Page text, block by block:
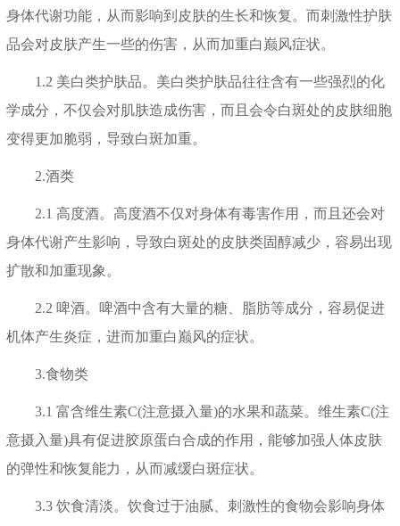
身体代谢功能，从而影响到皮肤的生长和恢复。而刺激性护肤
品会对皮肤产生一些的伤害，从而加重白巅风症状。
1.2 美白类护肤品。美白类护肤品往往含有一些强烈的化
学成分，不仅会对肌肤造成伤害，而且会令白斑处的皮肤细胞
变得更加脆弱，导致白斑加重。
2.酒类
2.1 高度酒。高度酒不仅对身体有毒害作用，而且还会对
身体代谢产生影响，导致白斑处的皮肤类固醇减少，容易出现
扩散和加重现象。
2.2 啤酒。啤酒中含有大量的糖、脂肪等成分，容易促进
机体产生炎症，进而加重白巅风的症状。
3.食物类
3.1 富含维生素C(注意摄入量)的水果和蔬菜。维生素C(注
意摄入量)具有促进胶原蛋白合成的作用，能够加强人体皮肤
的弹性和恢复能力，从而减缓白斑症状。
3.3 饮食清淡。饮食过于油腻、刺激性的食物会影响身体